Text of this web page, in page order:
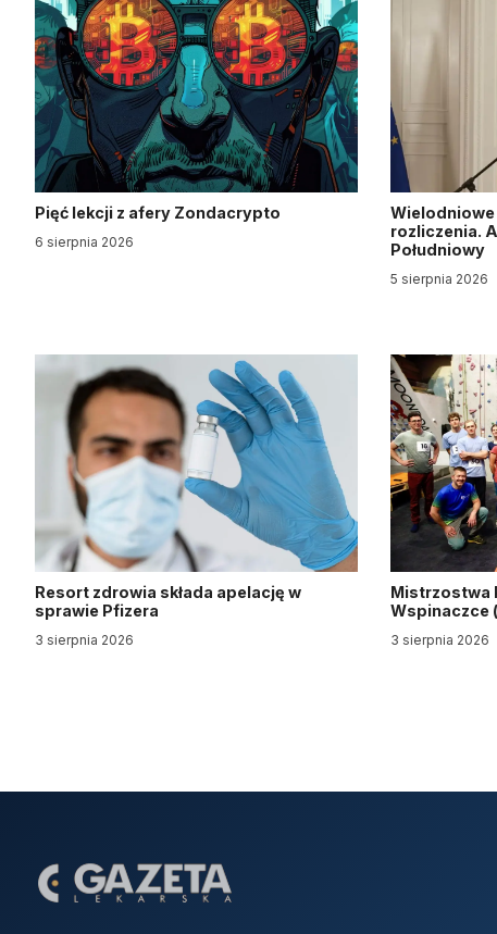
Pięć lekcji z afery Zondacrypto
6 sierpnia 2026
rozliczenia.
Południowy
5 sierpnia 2026
Resort zdrowia składa apelację w
sprawie Pfizera
3 sierpnia 2026
Mistrzostwa
Wspinaczce
3 sierpnia 2026